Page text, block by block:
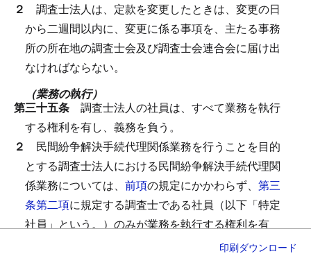
２ 調査士法人は、定款を変更したときは、変更の日
から二週間以内に、変更に係る事項を、主たる事務
所の所在地の調査士会及び調査士会連合会に届け出
なければならない。
（業務の執行）
第三十五条 調査士法人の社員は、すべて業務を執行
する権利を有し、義務を負う。
２ 民間紛争解決手続代理関係業務を行うことを目的
とする調査士法人における民間紛争解決手続代理関
係業務については、 前項の規定にかかわらず、 第三
条第二項に規定する調査士である社員（以下「特定
社員」という。）のみが業務を執行する権利を有
印刷ダウンロード